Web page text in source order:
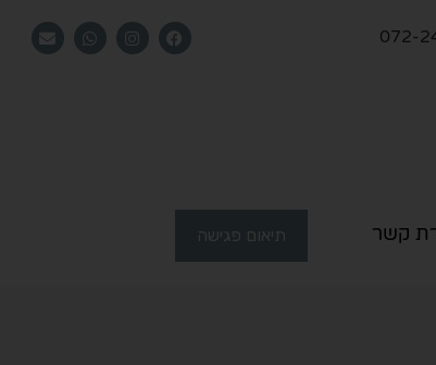
072-
קשר תיאום פגישה